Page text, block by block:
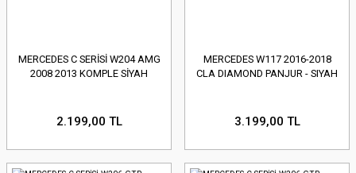
MERCEDES C SERİSİ W204 AMG
2008 2013 KOMPLE SİYAH
2.199,00 TL
MERCEDES W117 2016-2018
CLA DIAMOND PANJUR - SIYAH
3.199,00 TL